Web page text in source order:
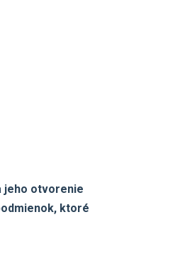
jeho otvorenie
ktoré